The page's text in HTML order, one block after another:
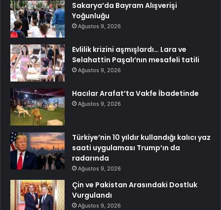
Sakarya’da Bayram Alışverişi
Yoğunluğu
Ağustos 9, 2026
Evlilik krizini aşmışlardı… Lara ve
Selahattin Paşalı’nın mesafeli tatili
Ağustos 9, 2026
Hacılar Arafat’ta Vakfe İbadetinde
Ağustos 9, 2026
Türkiye’nin 10 yıldır kullandığı kalıcı yaz
saati uygulaması Trump’ın da
radarında
Ağustos 9, 2026
Çin ve Pakistan Arasındaki Dostluk
Vurgulandı
Ağustos 9, 2026